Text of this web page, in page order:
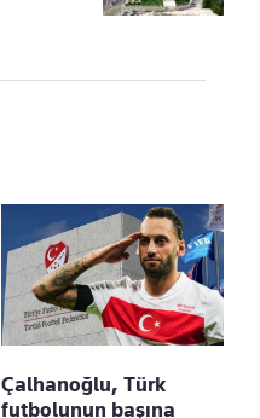
Çalhanoğlu, Türk
futbolunun başına